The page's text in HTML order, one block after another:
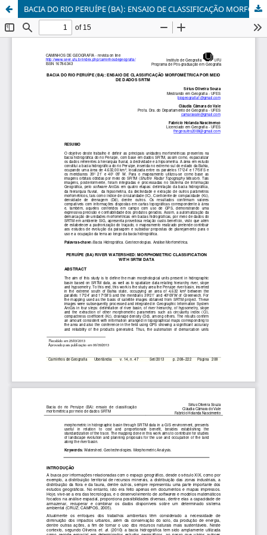
BACIA DO RIO PERUÍPE (BA): ENSAIO DE CLASSIFICAÇÃO MORFOMÉTRICA POR MEIO DE DADOS SRTM